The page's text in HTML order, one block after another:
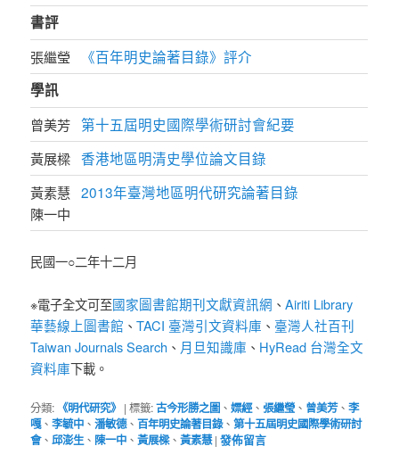
書評
張繼瑩
《百年明史論著目錄》評介
學訊
曾美芳 第十五屆明史國際學術研討會紀要
黃展樑 香港地區明清史學位論文目錄
黃素慧
陳一中
2013年臺灣地區明代研究論著目錄
民國一○二年十二月
※電子全文可至國家圖書館期刊文獻資訊網 、Airiti Library
華藝線上圖書館 、TACI 臺灣引文資料庫 、 臺灣人社百刊
Taiwan Journals Search 、 月旦知識庫 、 HyRead 台灣全文
資料庫下載。
分類: 《明代研究》 |標籤:古今形勝之圖 、嫖經、張繼瑩 、 曾美芳、李
嘎、李毓中 、潘敏德、百年明史論著目錄、第十五屆明史國際學術研討
會、邱澎生 、 陳一中 、黃展樑、黃素慧 |發佈留言